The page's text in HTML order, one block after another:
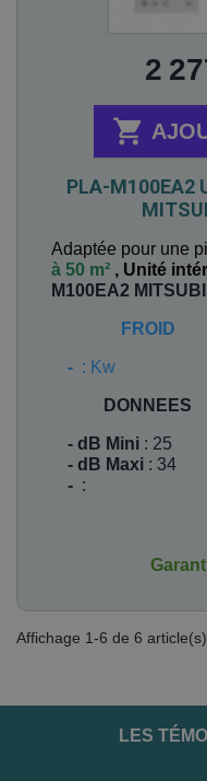
2

PLA-
Adaptée pour une
à 50 m² , Unité
M100EA2
FROID
- : Kw
DONNEES
- dB Mini : 25
- dB Maxi : 34
- :
Affichage 1-6 de 6 article(s)
LES